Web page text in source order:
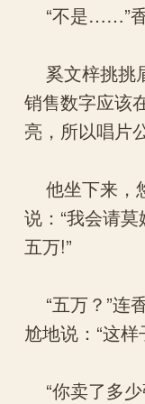
“不是……”香
奚文梓挑挑
销售数字应该
亮，所以唱片
他坐下来，
说：“我会请
五万!”
“五万？”连
尬地说：“这
“你卖了多少